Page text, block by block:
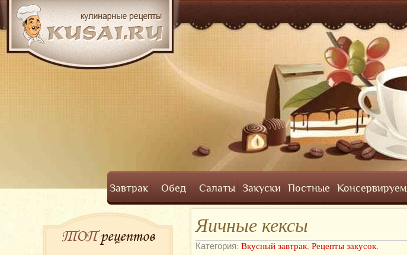
Завтрак Обед Салаты Закуски Постные Консервируем
Яичные кексы
Категория: Вкусный завтрак, Рецепты закусок.
ТОПрецептов